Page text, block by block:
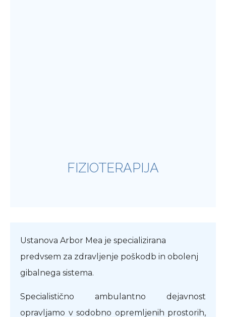
FIZIOTERAPIJA
Ustanova Arbor Mea je specializirana
predvsem za zdravljenje poškodb in obolenj
gibalnega sistema.
Specialistično ambulantno dejavnost
opravljamo v sodobno opremljenih prostorih,